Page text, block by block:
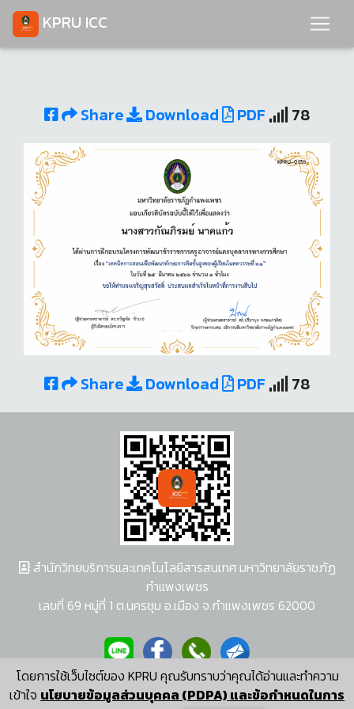
KPRU ICC
Share Download PDF 78
Share Download PDF 78
โดยการใช้เว็บไซต์ของ KPRU คุณรับทราบว่าคุณได้อ่านและทำความ
เข้าใจ นโยบายข้อมูลส่วนบุคคล (PDPA) และข้อกำหนดในการ
สำนักวิทยบริการและเทคโนโลยีสารสนเทศ มหาวิทยาลัยราชภัฏ
กำแพงเพชร
เลขที่ 69 หมู่ที่ 1 ต.นครชุม อ.เมือง จ.กำแพงเพชร 62000
ผู้พัฒนาระบบ อนุชา พวงผกา